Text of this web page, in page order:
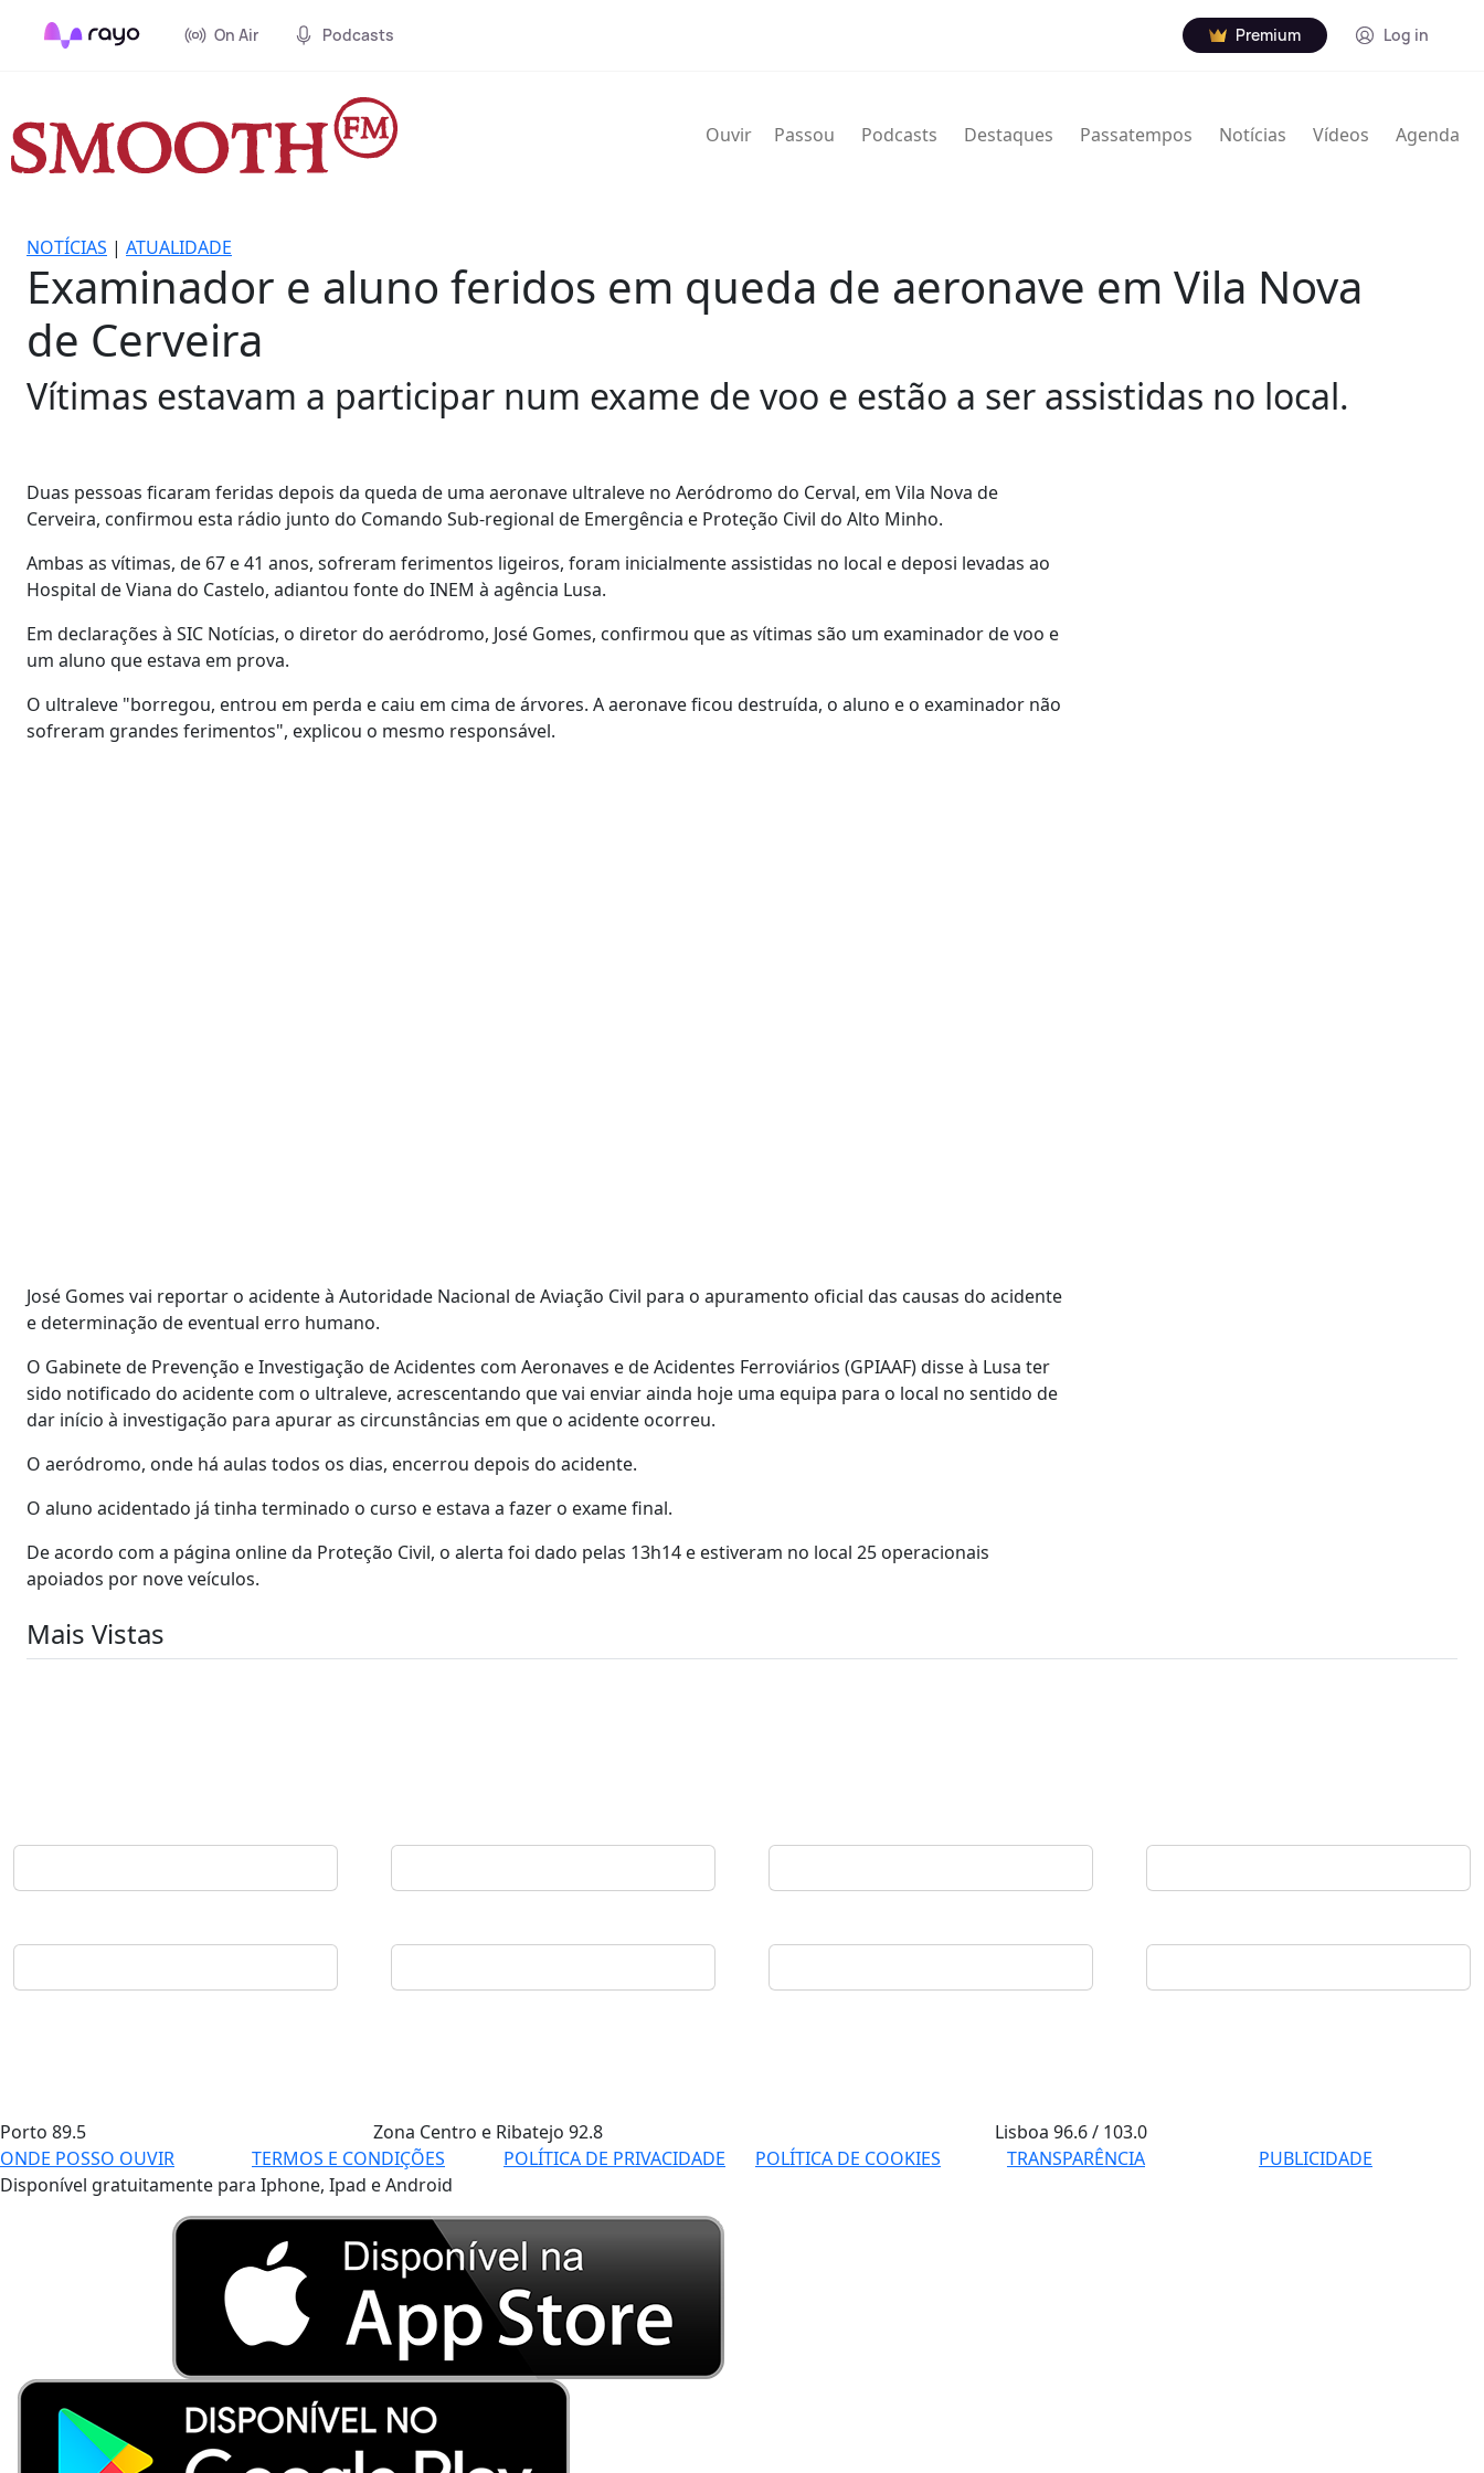
On Air Podcasts Premium Log in
Ouvir Passou Podcasts Destaques Passatempos Notícias Vídeos Agenda
NOTÍCIAS | ATUALIDADE
Examinador e aluno feridos em queda de aeronave em Vila Nova
de Cerveira
Vítimas estavam a participar num exame de voo e estão a ser assistidas no local.
Duas pessoas ficaram feridas depois da queda de uma aeronave ultraleve no Aeródromo do Cerval, em Vila Nova de
Cerveira, confirmou esta rádio junto do Comando Sub-regional de Emergência e Proteção Civil do Alto Minho.
Ambas as vítimas, de 67 e 41 anos, sofreram ferimentos ligeiros, foram inicialmente assistidas no local e deposi levadas ao
Hospital de Viana do Castelo, adiantou fonte do INEM à agência Lusa.
Em declarações à SIC Notícias, o diretor do aeródromo, José Gomes, confirmou que as vítimas são um examinador de voo e
um aluno que estava em prova.
O ultraleve "borregou, entrou em perda e caiu em cima de árvores. A aeronave ficou destruída, o aluno e o examinador não
sofreram grandes ferimentos", explicou o mesmo responsável.
José Gomes vai reportar o acidente à Autoridade Nacional de Aviação Civil para o apuramento oficial das causas do acidente
e determinação de eventual erro humano.
O Gabinete de Prevenção e Investigação de Acidentes com Aeronaves e de Acidentes Ferroviários (GPIAAF) disse à Lusa ter
sido notificado do acidente com o ultraleve, acrescentando que vai enviar ainda hoje uma equipa para o local no sentido de
dar início à investigação para apurar as circunstâncias em que o acidente ocorreu.
O aeródromo, onde há aulas todos os dias, encerrou depois do acidente.
O aluno acidentado já tinha terminado o curso e estava a fazer o exame final.
De acordo com a página online da Proteção Civil, o alerta foi dado pelas 13h14 e estiveram no local 25 operacionais
apoiados por nove veículos.
Mais Vistas
Porto 89.5 Zona Centro e Ribatejo 92.8 Lisboa96.6 / 103.0
ONDE POSSO OUVIR
TERMOS E CONDIÇÕES POLÍTICA DE PRIVACIDADE POLÍTICA DE COOKIES TRANSPARÊNCIA
PUBLICIDADE
Disponível gratuitamente para Iphone, Ipad e Android